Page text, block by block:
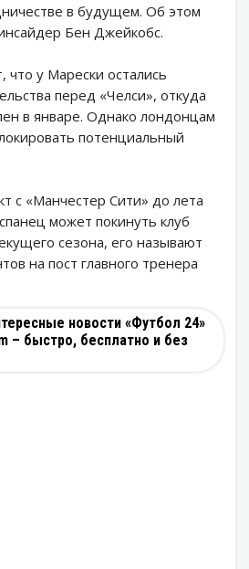
в будущем. Об этом
Бен Джейкобс.
что у Марески остались
перед «Челси», откуда
в январе. Однако лондонцам
потенциальный
с «Манчестер Сити» до лета
может покинуть клуб
сезона, его называют
на пост главного тренера
новости «Футбол 24»
– быстро, бесплатно и без